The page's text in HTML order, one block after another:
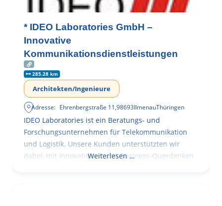
* IDEO Laboratories GmbH –
Innovative
Kommunikationsdienstleistungen
285.28 km
Architekten/Ingenieure
Adresse: Ehrenbergstraße 11,98693IlmenauThüringen
IDEO Laboratories ist ein Beratungs- und
Forschungsunternehmen für Telekommunikation
und Logistik. Unsere Kunden unterstützten wir
dabei, mit Innovationen und Business-Querdenken
Weiterlesen …